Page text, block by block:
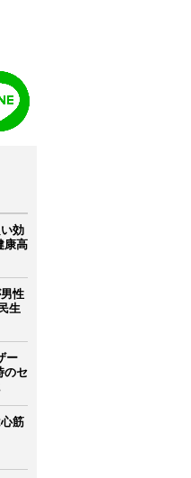
効
康高
性
生
ー
のセ
筋